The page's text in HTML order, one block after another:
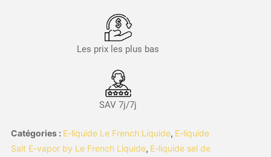
Les prix les plus bas
SAV 7j/7j
Catégories : E-liquide Le French Liquide, E-liquide
Salt E-vapor by Le French Liquide, E-liquide sel de